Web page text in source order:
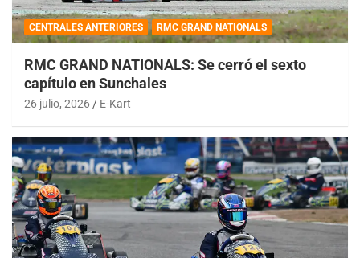
CENTRALES ANTERIORES RMC GRAND NATIONALS
RMC GRAND NATIONALS: Se cerró el sexto
capítulo en Sunchales
26 julio, 2026 E-Kart